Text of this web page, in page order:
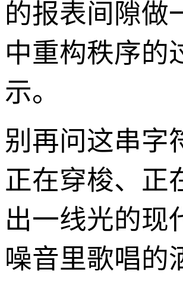
的报表间隙做
中重构秩序的
示。
别再问这串字
正在穿梭、正
出一线光的现
噪音里歌唱的